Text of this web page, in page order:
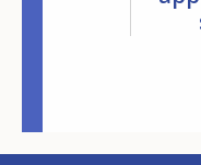
podporovat
a schopné řídit